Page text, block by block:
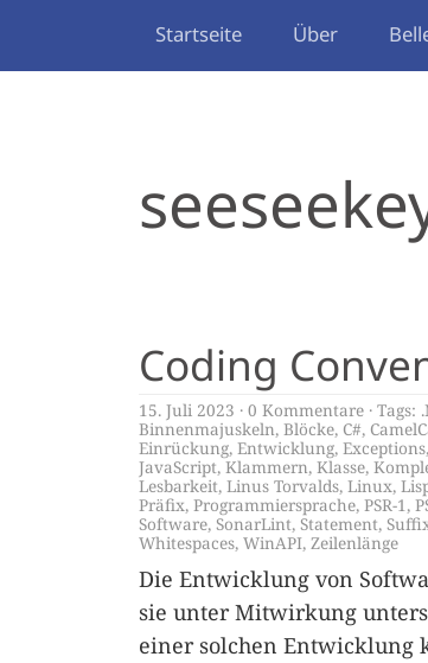
Startseite Über
Coding
15. Juli 2023 0 Kommentare Tags:
Binnenmajuskeln, Blöcke, C#,
Einrückung, Entwicklung, Exceptions,
JavaScript,Klammern, Klasse,
Lesbarkeit, Linus Torvalds, Linux,
Präfix, Programmiersprache, PSR-1,
Software, SonarLint, Statement,
Whitespaces, WinAPI, Zeilenlänge
Die Entwicklung von
sie unter Mitwirkung
einer solchen Entwicklung